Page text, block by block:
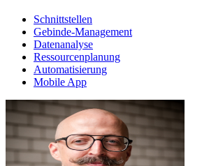
Schnittstellen
Gebinde-Management
Datenanalyse
Ressourcenplanung
Automatisierung
Mobile App